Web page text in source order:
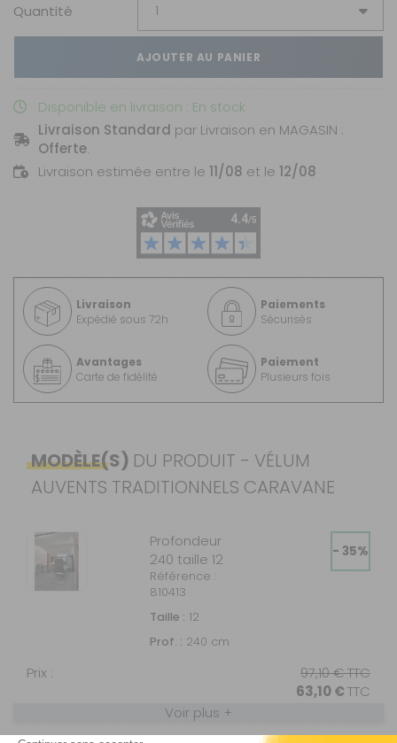
Quantité
AJOUTER AU PANIER
Disponible en livraison : En stock
Livraison Standard par Livraison en MAGASIN :
Offerte.
Livraison estimée entre le 11/08 et le 12/08
Livraison
Expédié sous 72h
Paiements
Sécurisés
Avantages
Carte de fidélité
Paiement
Plusieurs fois
MODÈLE(S) DU PRODUIT - VÉLUM
AUVENTS TRADITIONNELS CARAVANE
Profondeur
240 taille 12
Référence :
810413
Taille : 12
Prof. : 240 cm
- 35%
Prix : 97,10 €TTC
63,10 €TTC
Voir plus +